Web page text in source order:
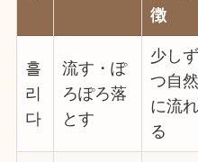
徴
흘
리
다
流す・ぽ
ろぽろ落
とす
少しず
つ自然
に流れ
る